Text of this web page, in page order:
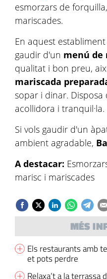
esmorzars de
mariscades.
En aquest
gaudir d'un menú de
qualitat i bon preu,
mariscada
sopar i dinar. Disposa
acollidora i tranquil·la.
Si vols gaudir d'un
ambient agradable,
A destacar:
marisc i mariscades
MÉS
Els restaurants amb
et pots perdre
Relaxa’t a la terrassa